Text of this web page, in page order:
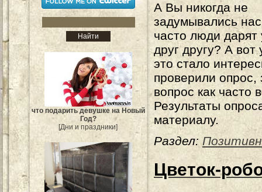
что подарить девушке на Новый
Год?
[Дни и праздники]
А Вы никогда не
задумывались
часто люди дарят
друг другу? А
это стало
проверили опрос,
вопрос как часто
Результаты
материалу.
Раздел:
Цветок-